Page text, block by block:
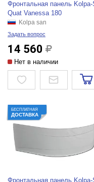
Фронтальная панель Kolpa-
Quat Vanessa 180
Kolpa san
Задать вопрос
14 560
Нет в наличии
БЕСПЛАТНАЯ
ДОСТАВКА
Фронтальная панель Kolpa-